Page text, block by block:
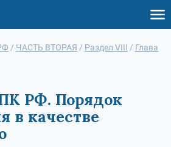
/ ЧАСТЬ ВТОРАЯ / Раздел VIII / Глава
РФ. Порядок
в качестве